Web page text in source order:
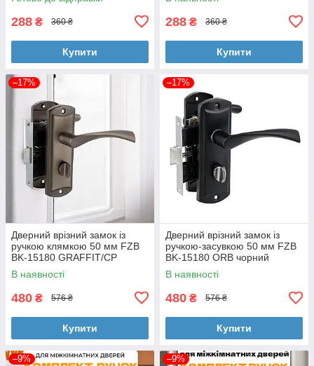
288 ₴ 360 ₴
Купити
288 ₴ 360 ₴
Купити
–17%
Дверний врізний замок із
ручкою клямкою 50 мм FZB
BK-15180 GRAFFIT/CP
графіт
В наявності
480 ₴ 576 ₴
Купити
–17%
Дверний врізний замок із
ручкою-засувкою 50 мм FZB
BK-15180 ORB чорний
В наявності
480 ₴ 576 ₴
Купити
–9% –9%